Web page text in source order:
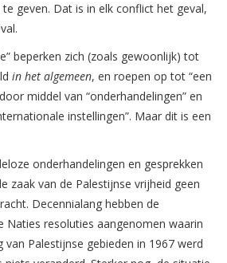
geven. Dat is in elk conflict het geval,
beperken zich (zoals gewoonlijk) tot
in het algemeen, en roepen op tot “een
middel van “onderhandelingen” en
instellingen”. Maar dit is een
onderhandelingen en gesprekken
zaak van de Palestijnse vrijheid geen
Decennialang hebben de
Naties resoluties aangenomen waarin
van Palestijnse gebieden in 1967 werd